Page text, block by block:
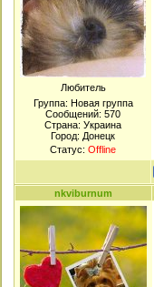
Любитель
Группа: Новая группа
Сообщений: 570
Страна: Украина
Город: Донецк
Статус: Offline
nkviburnum